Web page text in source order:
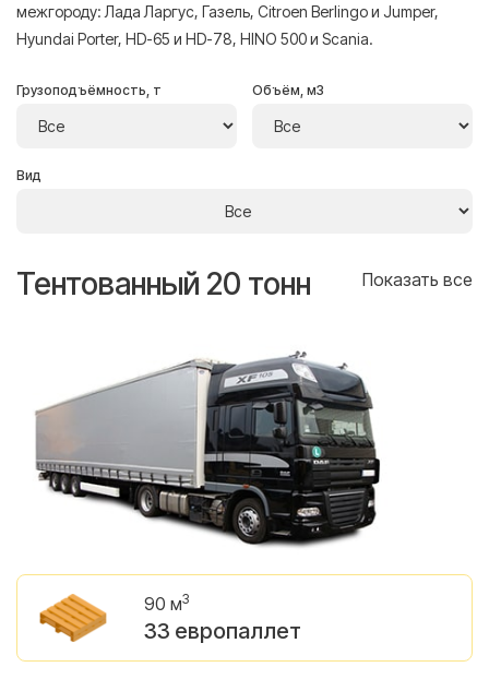
межгороду: Лада Ларгус, Газель, Citroen Berlingo и Jumper,
Hyundai Porter, HD-65 и HD-78, HINO 500 и Scania.
Грузоподъёмность, т Объём, м3
Вид
Тентованный 20 тонн Показать все
90 м3
33 европаллет